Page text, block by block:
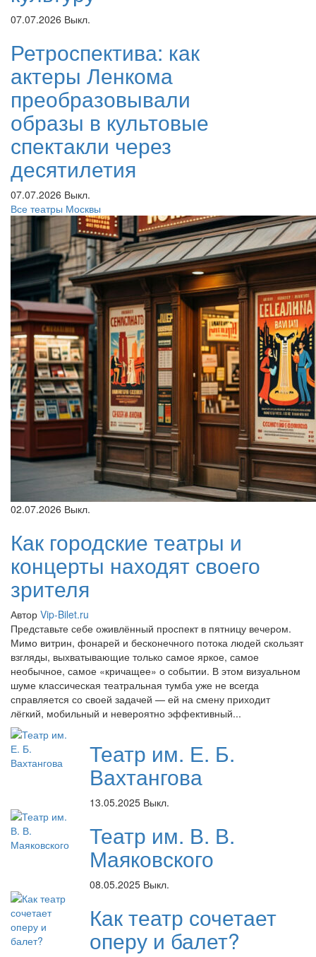
07.07.2026 Выкл.
Ретроспектива: как
актеры Ленкома
преобразовывали
образы в культовые
спектакли через
десятилетия
07.07.2026 Выкл.
Все театры Москвы
02.07.2026 Выкл.
Как городские театры и
концерты находят своего
зрителя
Автор Vip-Bilet.ru
Представьте себе оживлённый проспект в пятницу вечером.
Мимо витрин, фонарей и бесконечного потока людей скользят
взгляды, выхватывающие только самое яркое, самое
необычное, самое «кричащее» о событии. В этом визуальном
шуме классическая театральная тумба уже не всегда
справляется со своей задачей — ей на смену приходит
лёгкий, мобильный и невероятно эффективный...
Театр им. Е. Б.
Вахтангова
13.05.2025 Выкл.
Театр им. В. В.
Маяковского
08.05.2025 Выкл.
Как театр сочетает
оперу и балет?